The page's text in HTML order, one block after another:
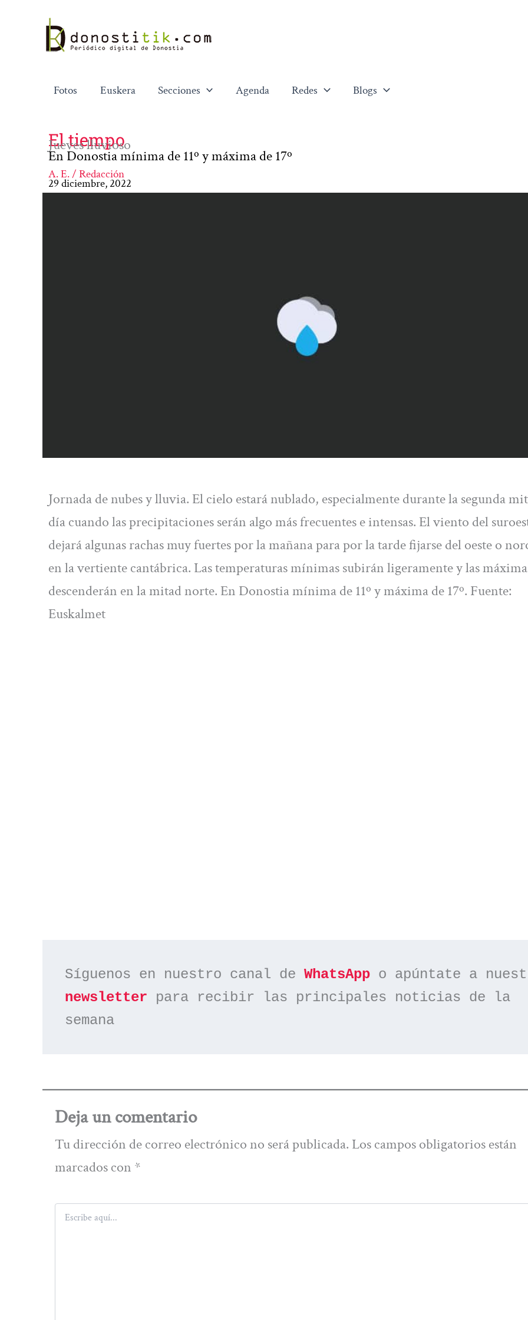
contenido
Fotos Euskera Secciones Agenda Redes Blogs
El tiempo
Jueves lluvioso
En Donostia mínima de 11º y máxima de 17º
A. E. / Redacción
29 diciembre, 2022
Jornada de nubes y lluvia. El cielo estará nublado, especialmente durante la segunda
día cuando las precipitaciones serán algo más frecuentes e intensas. El viento del
dejará algunas rachas muy fuertes por la mañana para por la tarde fijarse del oeste o
en la vertiente cantábrica. Las temperaturas mínimas subirán ligeramente y las
descenderán en la mitad norte. En Donostia mínima de 11º y máxima de 17º. Fuente:
Euskalmet
Síguenos en nuestro canal de WhatsApp
newsletter para recibir las principales noticias de la
semana
Deja un comentario
Tu dirección de correo electrónico no será publicada. Los campos obligatorios están
marcados con *
Escribe
aquí...